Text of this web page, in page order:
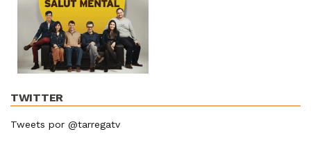
TWITTER
Tweets por @tarregatv